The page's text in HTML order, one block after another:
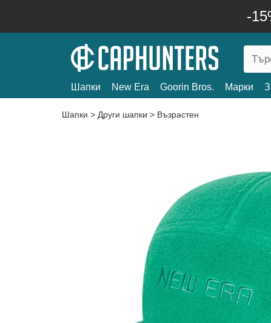
-
Шапки New Era Goorin Bros. Марки
Шапки > Други шапки > Възрастен